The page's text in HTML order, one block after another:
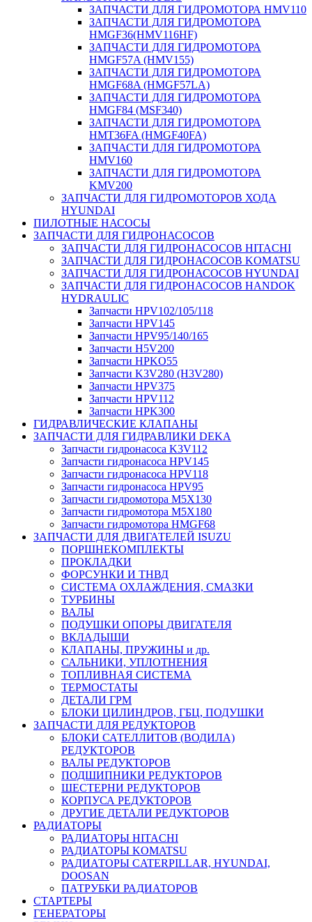
ЗАПЧАСТИ ДЛЯ ГИДРОМОТОРА HMV110
ЗАПЧАСТИ ДЛЯ ГИДРОМОТОРА
HMGF36(HMV116HF)
ЗАПЧАСТИ ДЛЯ ГИДРОМОТОРА
HMGF57A (HMV155)
ЗАПЧАСТИ ДЛЯ ГИДРОМОТОРА
HMGF68A (HMGF57LA)
ЗАПЧАСТИ ДЛЯ ГИДРОМОТОРА
HMGF84 (MSF340)
ЗАПЧАСТИ ДЛЯ ГИДРОМОТОРА
HMT36FA (HMGF40FA)
ЗАПЧАСТИ ДЛЯ ГИДРОМОТОРА
HMV160
ЗАПЧАСТИ ДЛЯ ГИДРОМОТОРА
KMV200
ЗАПЧАСТИ ДЛЯ ГИДРОМОТОРОВ ХОДА
HYUNDAI
ПИЛОТНЫЕ НАСОСЫ
ЗАПЧАСТИ ДЛЯ ГИДРОНАСОСОВ
ЗАПЧАСТИ ДЛЯ ГИДРОНАСОСОВ HITACHI
ЗАПЧАСТИ ДЛЯ ГИДРОНАСОСОВ KOMATSU
ЗАПЧАСТИ ДЛЯ ГИДРОНАСОСОВ HYUNDAI
ЗАПЧАСТИ ДЛЯ ГИДРОНАСОСОВ HANDOK
HYDRAULIC
Запчасти HPV102/105/118
Запчасти HPV145
Запчасти HPV95/140/165
Запчасти H5V200
Запчасти HPKO55
Запчасти K3V280 (H3V280)
Запчасти HPV375
Запчасти HPV112
Запчасти HPK300
ГИДРАВЛИЧЕСКИЕ КЛАПАНЫ
ЗАПЧАСТИ ДЛЯ ГИДРАВЛИКИ DEKA
Запчасти гидронасоса K3V112
Запчасти гидронасоса HPV145
Запчасти гидронасоса HPV118
Запчасти гидронасоса HPV95
Запчасти гидромотора M5X130
Запчасти гидромотора M5X180
Запчасти гидромотора HMGF68
ЗАПЧАСТИ ДЛЯ ДВИГАТЕЛЕЙ ISUZU
ПОРШНЕКОМПЛЕКТЫ
ПРОКЛАДКИ
ФОРСУНКИ И ТНВД
СИСТЕМА ОХЛАЖДЕНИЯ, СМАЗКИ
ТУРБИНЫ
ВАЛЫ
ПОДУШКИ ОПОРЫ ДВИГАТЕЛЯ
ВКЛАДЫШИ
КЛАПАНЫ, ПРУЖИНЫ и др.
САЛЬНИКИ, УПЛОТНЕНИЯ
ТОПЛИВНАЯ СИСТЕМА
ТЕРМОСТАТЫ
ДЕТАЛИ ГРМ
БЛОКИ ЦИЛИНДРОВ, ГБЦ, ПОДУШКИ
ЗАПЧАСТИ ДЛЯ РЕДУКТОРОВ
БЛОКИ САТЕЛЛИТОВ (ВОДИЛА)
РЕДУКТОРОВ
ВАЛЫ РЕДУКТОРОВ
ПОДШИПНИКИ РЕДУКТОРОВ
ШЕСТЕРНИ РЕДУКТОРОВ
КОРПУСА РЕДУКТОРОВ
ДРУГИЕ ДЕТАЛИ РЕДУКТОРОВ
РАДИАТОРЫ
РАДИАТОРЫ HITACHI
РАДИАТОРЫ KOMATSU
РАДИАТОРЫ CATERPILLAR, HYUNDAI,
DOOSAN
ПАТРУБКИ РАДИАТОРОВ
СТАРТЕРЫ
ГЕНЕРАТОРЫ